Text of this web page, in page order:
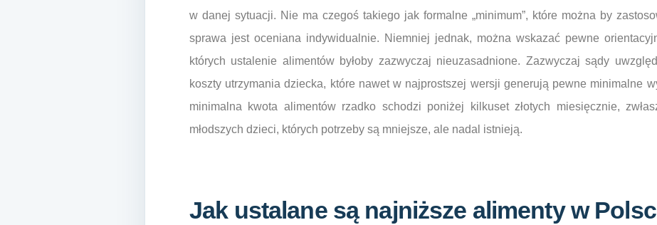
w danej sytuacji. Nie ma czegoś takiego jak formalne „minimum”, które można by
sprawa jest oceniana indywidualnie. Niemniej jednak, można wskazać pewne
których ustalenie alimentów byłoby zazwyczaj nieuzasadnione. Zazwyczaj sądy
koszty utrzymania dziecka, które nawet w najprostszej wersji generują pewne minimalne
minimalna kwota alimentów rzadko schodzi poniżej kilkuset złotych miesięcznie,
młodszych dzieci, których potrzeby są mniejsze, ale nadal istnieją.
Jak ustalane są najniższe alimenty w